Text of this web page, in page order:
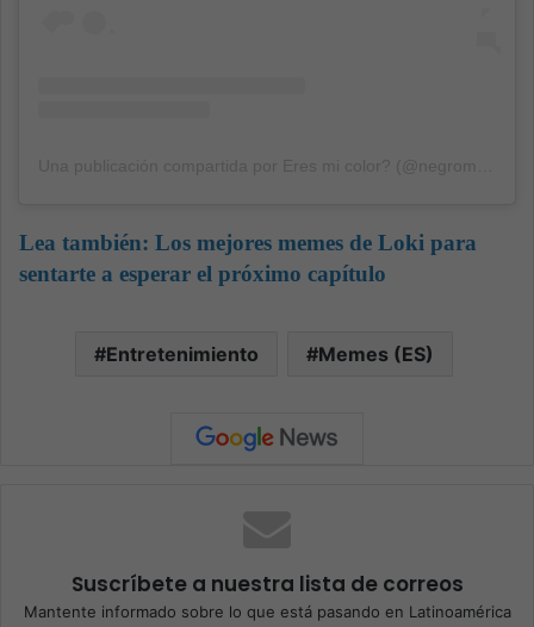
Lea también: Los mejores memes de Loki para
sentarte a esperar el próximo capítulo
Entretenimiento Memes (ES)
Suscríbete a nuestra lista de correos
Mantente informado sobre lo que está pasando en Latinoamérica